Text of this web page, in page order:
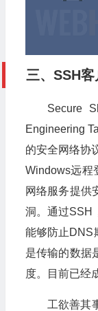
三、SSH客
Secure
Engineering
的安全网络协
Windows远程
网络服务提供
洞。通过SSH
能够防止DNS
是传输的数据
度。目前已经
工欲善其